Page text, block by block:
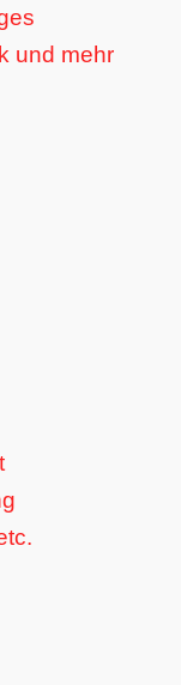
und mehr